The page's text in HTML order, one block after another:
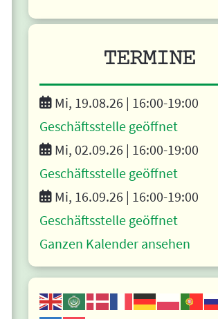
TERMINE
Mi, 19.08.26 | 16:00-19:00
Geschäftsstelle geöffnet
Mi, 02.09.26 | 16:00-19:00
Geschäftsstelle geöffnet
Mi, 16.09.26 | 16:00-19:00
Geschäftsstelle geöffnet
Ganzen Kalender ansehen